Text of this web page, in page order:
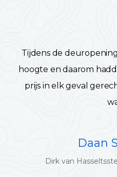
Tijdens de
hoogte en daarom
prijs in elk geval
Daan
Dirk van